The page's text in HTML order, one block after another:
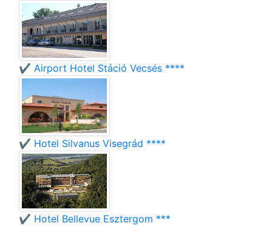
✔️ Airport Hotel Stáció Vecsés ****
✔️ Hotel Silvanus Visegrád ****
✔️ Hotel Bellevue Esztergom ***